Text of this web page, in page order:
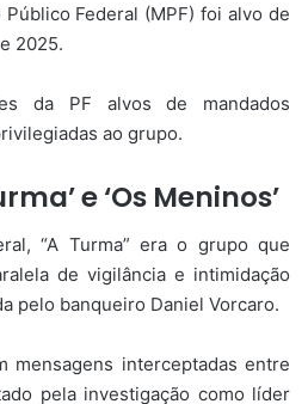
Federal (MPF) foi alvo de
2025.
da PF alvos de mandados
ao grupo.
e ‘Os Meninos’
“A Turma” era o grupo que
de vigilância e intimidação
pelo banqueiro Daniel Vorcaro.
mensagens interceptadas entre
pela investigação como líder